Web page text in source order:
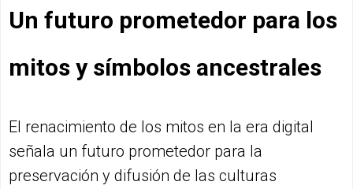
Un futuro prometedor para los
mitos y símbolos ancestrales
El renacimiento de los mitos en la era digital
señala un futuro prometedor para la
preservación y difusión de las culturas